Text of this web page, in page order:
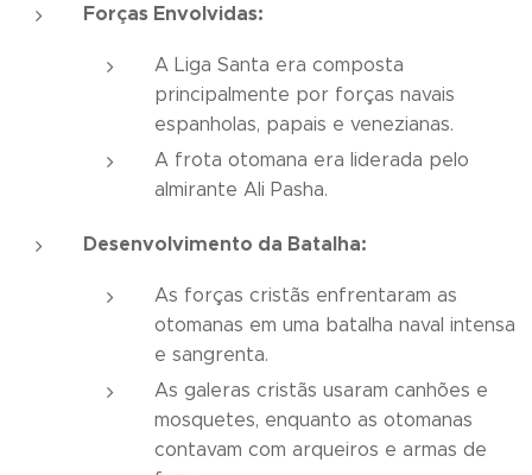
Forças Envolvidas:
A Liga Santa era composta
principalmente por forças navais
espanholas, papais e venezianas.
A frota otomana era liderada pelo
almirante Ali Pasha.
Desenvolvimento da Batalha:
As forças cristãs enfrentaram as
otomanas em uma batalha naval intensa
e sangrenta.
As galeras cristãs usaram canhões e
mosquetes, enquanto as otomanas
contavam com arqueiros e armas de